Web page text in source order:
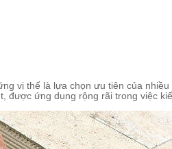
vị thế là lựa chọn ưu tiên của
ứng dụng rộng rãi trong việc